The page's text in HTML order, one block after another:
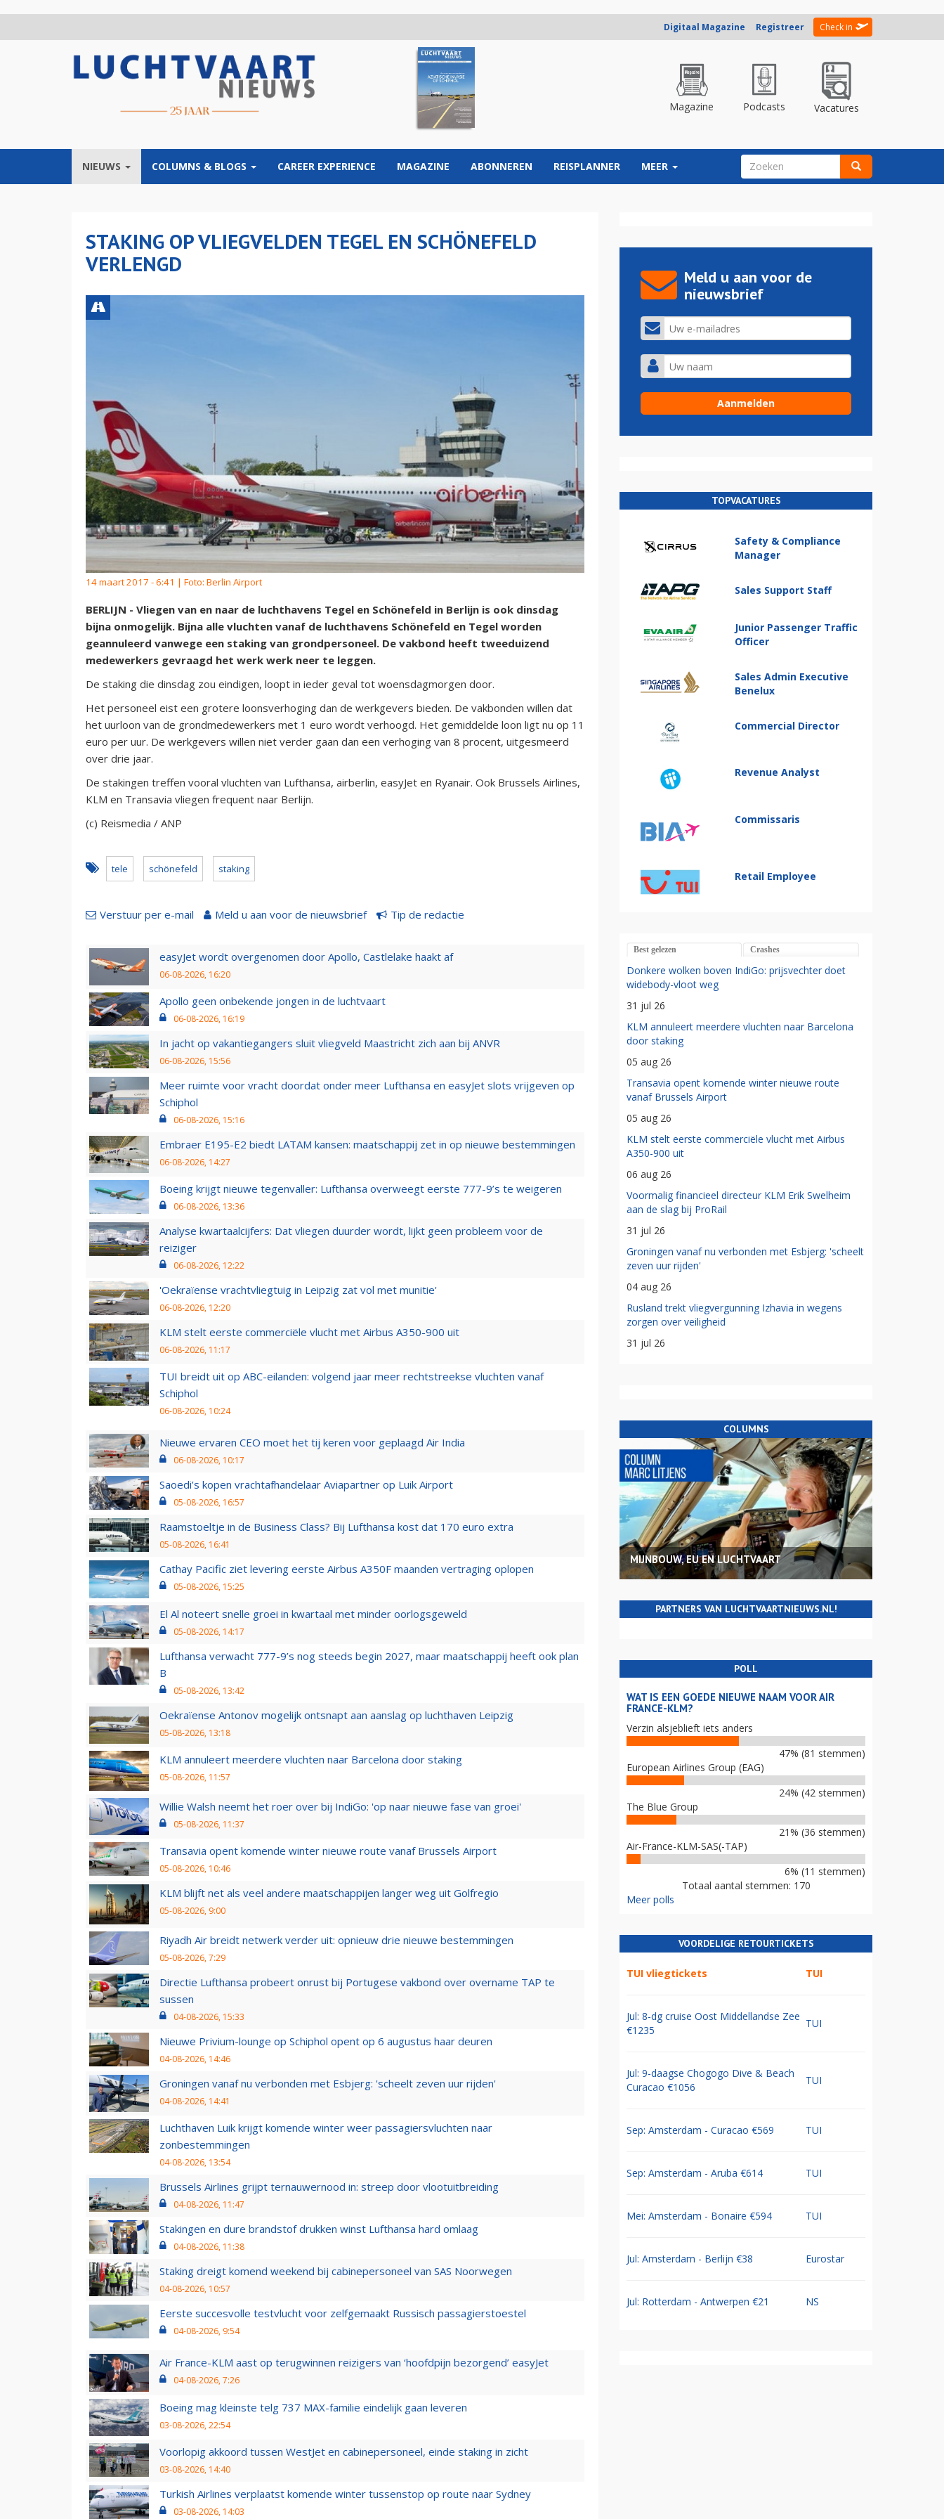
Digitaal Magazine Registreer Check in
Magazine Podcasts Vacatures
NIEUWS COLUMNS & BLOGS CAREER EXPERIENCE MAGAZINE ABONNEREN REISPLANNER MEER ZOEKVELD
STAKING OP VLIEGVELDEN TEGEL EN SCHÖNEFELD
VERLENGD
14 maart 2017 - 6:41 | Foto: Berlin Airport
BERLIJN - Vliegen van en naar de luchthavens Tegel en Schönefeld in Berlijn is ook dinsdag
bijna onmogelijk. Bijna alle vluchten vanaf de luchthavens Schönefeld en Tegel worden
geannuleerd vanwege een staking van grondpersoneel. De vakbond heeft tweeduizend
medewerkers gevraagd het werk werk neer te leggen.
De staking die dinsdag zou eindigen, loopt in ieder geval tot woensdagmorgen door.
Het personeel eist een grotere loonsverhoging dan de werkgevers bieden. De vakbonden willen dat
het uurloon van de grondmedewerkers met 1 euro wordt verhoogd. Het gemiddelde loon ligt nu op 11
euro per uur. De werkgevers willen niet verder gaan dan een verhoging van 8 procent, uitgesmeerd
over drie jaar.
De stakingen treffen vooral vluchten van Lufthansa, airberlin, easyJet en Ryanair. Ook Brussels Airlines,
KLM en Transavia vliegen frequent naar Berlijn.
(c) Reismedia / ANP
tele schönefeld staking
Verstuur per e-mail Meld u aan voor de nieuwsbrief Tip de redactie
easyJet wordt overgenomen door Apollo, Castlelake haakt af
06-08-2026, 16:20
Apollo geen onbekende jongen in de luchtvaart
06-08-2026, 16:19
In jacht op vakantiegangers sluit vliegveld Maastricht zich aan bij ANVR
06-08-2026, 15:56
Meer ruimte voor vracht doordat onder meer Lufthansa en easyJet slots vrijgeven op
Schiphol
06-08-2026, 15:16
Embraer E195-E2 biedt LATAM kansen: maatschappij zet in op nieuwe bestemmingen
06-08-2026, 14:27
Boeing krijgt nieuwe tegenvaller: Lufthansa overweegt eerste 777-9’s te weigeren
06-08-2026, 13:36
Analyse kwartaalcijfers: Dat vliegen duurder wordt, lijkt geen probleem voor de
reiziger
06-08-2026, 12:22
'Oekraïense vrachtvliegtuig in Leipzig zat vol met munitie'
06-08-2026, 12:20
KLM stelt eerste commerciële vlucht met Airbus A350-900 uit
06-08-2026, 11:17
TUI breidt uit op ABC-eilanden: volgend jaar meer rechtstreekse vluchten vanaf
Schiphol
06-08-2026, 10:24
Nieuwe ervaren CEO moet het tij keren voor geplaagd Air India
06-08-2026, 10:17
Saoedi’s kopen vrachtafhandelaar Aviapartner op Luik Airport
05-08-2026, 16:57
Raamstoeltje in de Business Class? Bij Lufthansa kost dat 170 euro extra
05-08-2026, 16:41
Cathay Pacific ziet levering eerste Airbus A350F maanden vertraging oplopen
05-08-2026, 15:25
El Al noteert snelle groei in kwartaal met minder oorlogsgeweld
05-08-2026, 14:17
Lufthansa verwacht 777-9’s nog steeds begin 2027, maar maatschappij heeft ook plan
B
05-08-2026, 13:42
Oekraïense Antonov mogelijk ontsnapt aan aanslag op luchthaven Leipzig
05-08-2026, 13:18
KLM annuleert meerdere vluchten naar Barcelona door staking
05-08-2026, 11:57
Willie Walsh neemt het roer over bij IndiGo: 'op naar nieuwe fase van groei'
05-08-2026, 11:37
Transavia opent komende winter nieuwe route vanaf Brussels Airport
05-08-2026, 10:46
KLM blijft net als veel andere maatschappijen langer weg uit Golfregio
05-08-2026, 9:00
Riyadh Air breidt netwerk verder uit: opnieuw drie nieuwe bestemmingen
05-08-2026, 7:29
Directie Lufthansa probeert onrust bij Portugese vakbond over overname TAP te
sussen
04-08-2026, 15:33
Nieuwe Privium-lounge op Schiphol opent op 6 augustus haar deuren
04-08-2026, 14:46
Groningen vanaf nu verbonden met Esbjerg: 'scheelt zeven uur rijden'
04-08-2026, 14:41
Luchthaven Luik krijgt komende winter weer passagiersvluchten naar
zonbestemmingen
04-08-2026, 13:54
Brussels Airlines grijpt ternauwernood in: streep door vlootuitbreiding
04-08-2026, 11:47
Stakingen en dure brandstof drukken winst Lufthansa hard omlaag
04-08-2026, 11:38
Staking dreigt komend weekend bij cabinepersoneel van SAS Noorwegen
04-08-2026, 10:57
Eerste succesvolle testvlucht voor zelfgemaakt Russisch passagierstoestel
04-08-2026, 9:54
Air France-KLM aast op terugwinnen reizigers van ‘hoofdpijn bezorgend’ easyJet
04-08-2026, 7:26
Boeing mag kleinste telg 737 MAX-familie eindelijk gaan leveren
03-08-2026, 22:54
Voorlopig akkoord tussen WestJet en cabinepersoneel, einde staking in zicht
03-08-2026, 14:40
Turkish Airlines verplaatst komende winter tussenstop op route naar Sydney
03-08-2026, 14:03
Meld u aan voor de
nieuwsbrief
TOPVACATURES
Safety & Compliance
Manager
Sales Support Staff
Junior Passenger Traffic
Officer
Sales Admin Executive
Benelux
Commercial Director
Revenue Analyst
Commissaris
Retail Employee
Best gelezen Crashes
Donkere wolken boven IndiGo: prijsvechter doet
widebody-vloot weg
31 jul 26
KLM annuleert meerdere vluchten naar Barcelona
door staking
05 aug 26
Transavia opent komende winter nieuwe route
vanaf Brussels Airport
05 aug 26
KLM stelt eerste commerciële vlucht met Airbus
A350-900 uit
06 aug 26
Voormalig financieel directeur KLM Erik Swelheim
aan de slag bij ProRail
31 jul 26
Groningen vanaf nu verbonden met Esbjerg: 'scheelt
zeven uur rijden'
04 aug 26
Rusland trekt vliegvergunning Izhavia in wegens
zorgen over veiligheid
31 jul 26
COLUMNS
MIJNBOUW, EU EN LUCHTVAART
PARTNERS VAN LUCHTVAARTNIEUWS.NL!
POLL
WAT IS EEN GOEDE NIEUWE NAAM VOOR AIR
FRANCE-KLM?
Verzin alsjeblieft iets anders
47% (81 stemmen)
European Airlines Group (EAG)
24% (42 stemmen)
The Blue Group
21% (36 stemmen)
Air-France-KLM-SAS(-TAP)
6% (11 stemmen)
Totaal aantal stemmen: 170
Meer polls
VOORDELIGE RETOURTICKETS
TUI vliegtickets TUI
Jul: 8-dg cruise Oost Middellandse Zee
€1235
TUI
Jul: 9-daagse Chogogo Dive & Beach
Curacao €1056
TUI
Sep: Amsterdam - Curacao €569 TUI
Sep: Amsterdam - Aruba €614 TUI
Mei: Amsterdam - Bonaire €594 TUI
Jul: Amsterdam - Berlijn €38 Eurostar
Jul: Rotterdam - Antwerpen €21 NS